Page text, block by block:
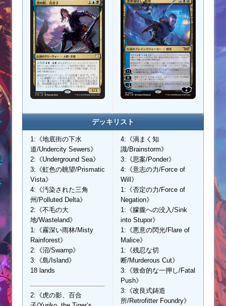
デッキリスト
1:《地底街の下水
道/Undercity Sewers》
2:《Underground Sea》
3:《虹色の眺望/Prismatic
Vista》
4:《汚染された三角
州/Polluted Delta》
2:《不毛の大
地/Wasteland》
1:《霧深い雨林/Misty
Rainforest》
2:《沼/Swamp》
3:《島/Island》
18 lands
2:《虎の影、百合
4:《渦まく知
識/Brainstorm》
3:《思案/Ponder》
4:《意志の力/Force of
Will》
1:《否定の力/Force of
Negation》
1:《朦朧への没入/Sink
into Stupor》
1:《悪意の閃光/Flare of
Malice》
1:《残忍な切
断/Murderous Cut》
3:《致命的な一押し/Fatal
Push》
3:《改良式鋳造
所/Retrofitter Foundry》